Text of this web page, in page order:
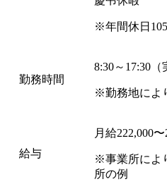
※年間休日
勤務時間
8:30～17:30（
※勤務地によ
給与
月給222,000〜
※事業所によ
所の例